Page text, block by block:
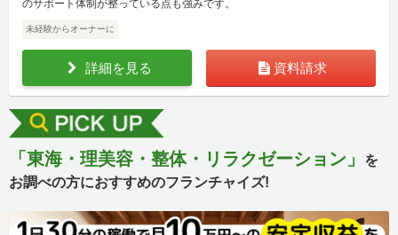
のサポート体制が整っている点も強みです。
未経験からオーナーに
詳細を見る 資料請求
「東海・理美容・整体・リラクゼーション」
を
お調べの方におすすめのフランチャイズ!